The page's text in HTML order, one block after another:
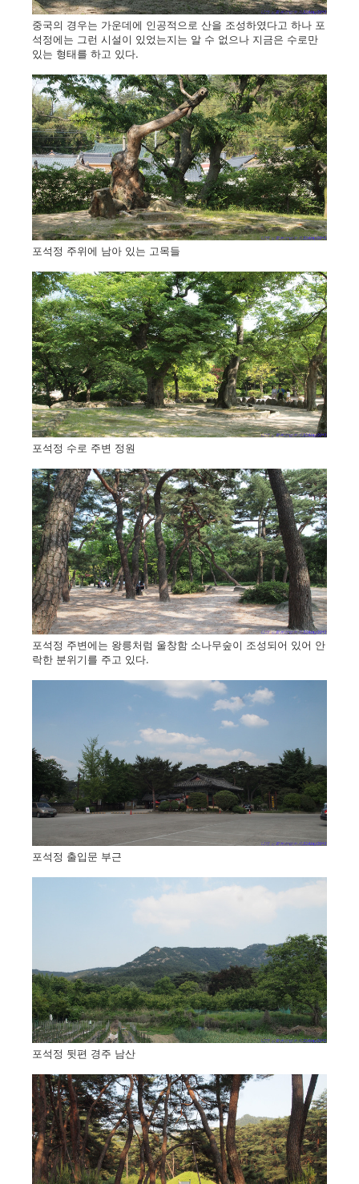
중국의 경우는 가운데에 인공적으로 산을 조성하였다고 하나 포
석정에는 그런 시설이 있었는지는 알 수 없으나 지금은 수로만
있는 형태를 하고 있다.
포석정 주위에 남아 있는 고목들
포석정 수로 주변 정원
포석정 주변에는 왕릉처럼 울창함 소나무숲이 조성되어 있어 안
락한 분위기를 주고 있다.
포석정 출입문 부근
포석정 뒷편 경주 남산